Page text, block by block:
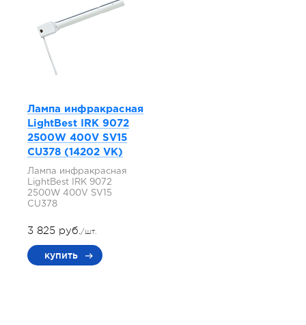
Лампа инфракрасная
LightBest IRK 9072
2500W 400V SV15
СU378 (14202 VK)
Лампа инфракрасная
LightBest IRK 9072
2500W 400V SV15
СU378
3 825 руб./шт.
купить